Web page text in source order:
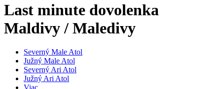
Last minute dovolenka
Maldivy / Maledivy
Severný Male Atol
Južný Male Atol
Severný Ari Atol
Južný Ari Atol